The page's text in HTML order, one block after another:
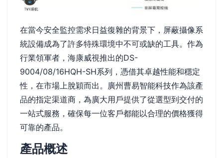
在當今安全監控需求日益復雜的背景下，屏蔽攝像系
統設備成為了許多特殊環境中不可或缺的工具。作為
行業領軍者，海康威視推出的DS-
9004/08/16HQH-SH系列，憑借其卓越性能和穩定
性，在市場上脫穎而出。廣州曹易智能科技作為該產
品的指定渠道商，為廣大用戶提供了從選型到交付的
一站式服務，確保每一位客戶都能以合理的價格獲得
可靠的產品。
產品概述